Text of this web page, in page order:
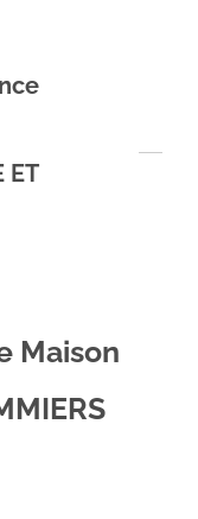
ET
Maison